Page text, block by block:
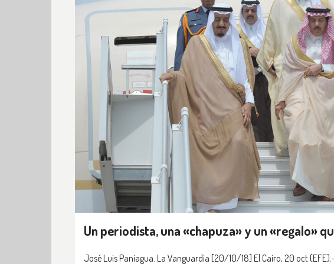
Un periodista, una «chapuza» y un «regalo»
José Luis Paniagua. La Vanguardia [20/10/18] El Cairo, 20 oct